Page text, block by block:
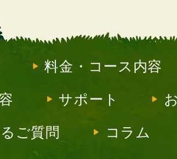
料金・コース内容
サポート
ご質問 コラム